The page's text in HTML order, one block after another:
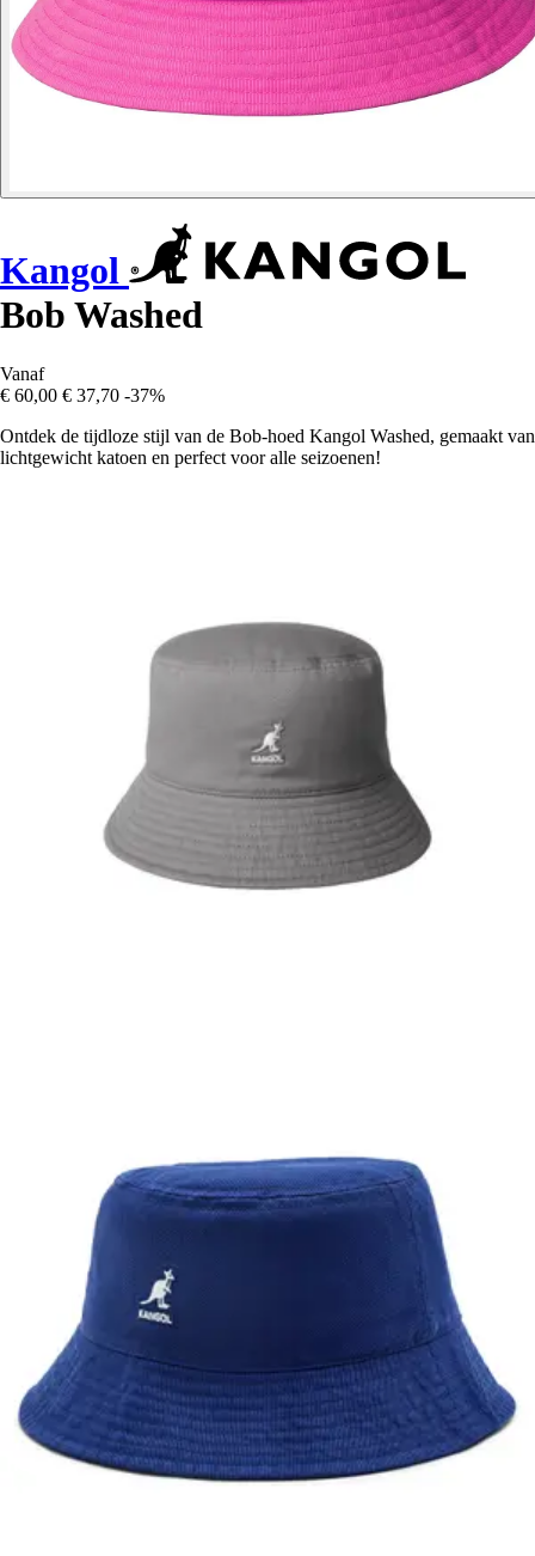
Kangol
Bob Washed
Vanaf
€ 60,00 € 37,70 -37%
Ontdek de tijdloze stijl van de Bob-hoed Kangol Washed, gemaakt van
lichtgewicht katoen en perfect voor alle seizoenen!